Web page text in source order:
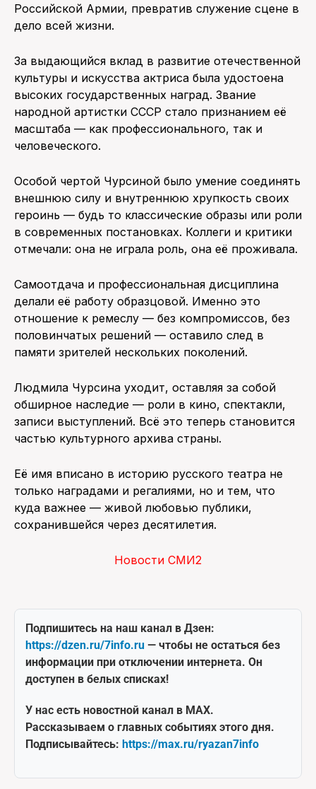
Российской Армии, превратив служение сцене в
дело всей жизни.
За выдающийся вклад в развитие отечественной
культуры и искусства актриса была удостоена
высоких государственных наград. Звание
народной артистки СССР стало признанием её
масштаба — как профессионального, так и
человеческого.
Особой чертой Чурсиной было умение соединять
внешнюю силу и внутреннюю хрупкость своих
героинь — будь то классические образы или роли
в современных постановках. Коллеги и критики
отмечали: она не играла роль, она её проживала.
Самоотдача и профессиональная дисциплина
делали её работу образцовой. Именно это
отношение к ремеслу — без компромиссов, без
половинчатых решений — оставило след в
памяти зрителей нескольких поколений.
Людмила Чурсина уходит, оставляя за собой
обширное наследие — роли в кино, спектакли,
записи выступлений. Всё это теперь становится
частью культурного архива страны.
Её имя вписано в историю русского театра не
только наградами и регалиями, но и тем, что
куда важнее — живой любовью публики,
сохранившейся через десятилетия.
Новости СМИ2
Подпишитесь на наш канал в Дзен:
https://dzen.ru/7info.ru — чтобы не остаться без
информации при отключении интернета. Он
доступен в белых списках!
У нас есть новостной канал в MAX.
Рассказываем о главных событиях этого дня.
Подписывайтесь: https://max.ru/ryazan7info